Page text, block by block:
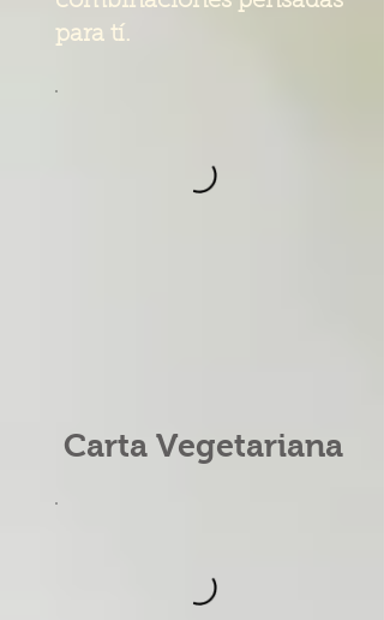
para tí.
Carta Vegetariana